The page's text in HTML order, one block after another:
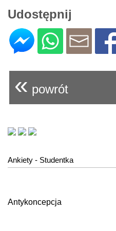
Udostępnij
« powrót
Ankiety - Studentka
Antykoncepcja